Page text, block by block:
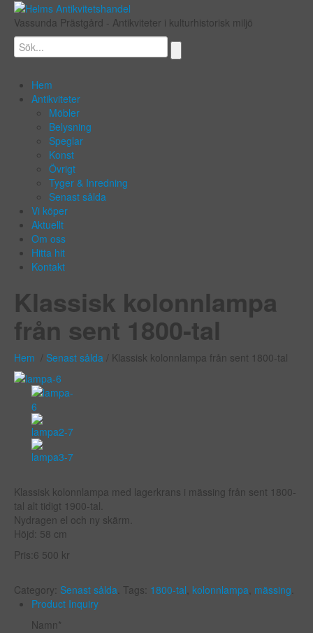
Vassunda Prästgård - Antikviteter i kulturhistorisk miljö
Hem
Antikviteter
Möbler
Belysning
Speglar
Konst
Övrigt
Tyger & Inredning
Senast sålda
Vi köper
Aktuellt
Om oss
Hitta hit
Kontakt
Klassisk kolonnlampa
från sent 1800-tal
Hem Senast sålda / Klassisk kolonnlampa från sent 1800-tal
Klassisk kolonnlampa med lagerkrans i mässing från sent 1800-
tal alt tidigt 1900-tal.
Nydragen el och ny skärm.
Höjd: 58 cm
Pris: 6 500 kr
Category: Senast sålda Tags: 1800-tal kolonnlampa mässing
Product Inquiry
Namn*